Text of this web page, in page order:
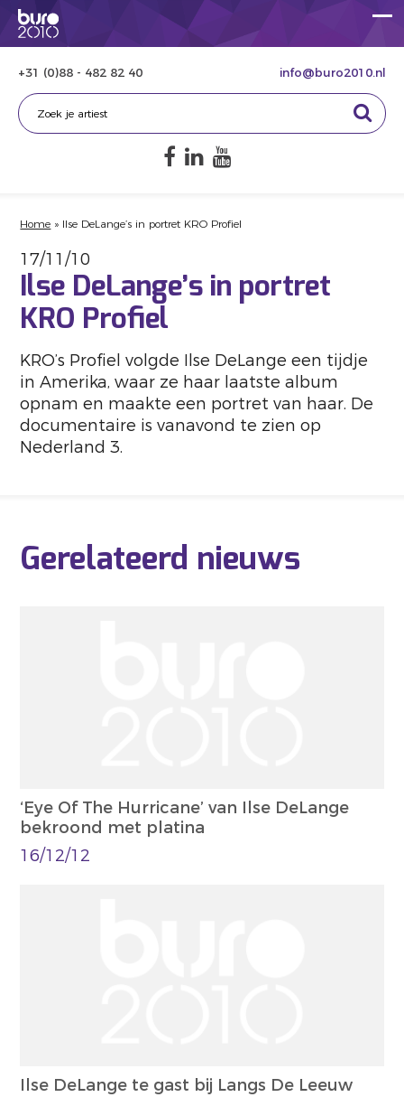
+31 (0)88 - 482 82 40 info@buro2010.nl
Home » Ilse DeLange’s in portret KRO Profiel
17/11/10
Ilse DeLange’s in portret
KRO Profiel
KRO’s Profiel volgde Ilse DeLange een tijdje
in Amerika, waar ze haar laatste album
opnam en maakte een portret van haar. De
documentaire is vanavond te zien op
Nederland 3.
Gerelateerd nieuws
‘Eye Of The Hurricane’ van Ilse DeLange
bekroond met platina
16/12/12
Ilse DeLange te gast bij Langs De Leeuw